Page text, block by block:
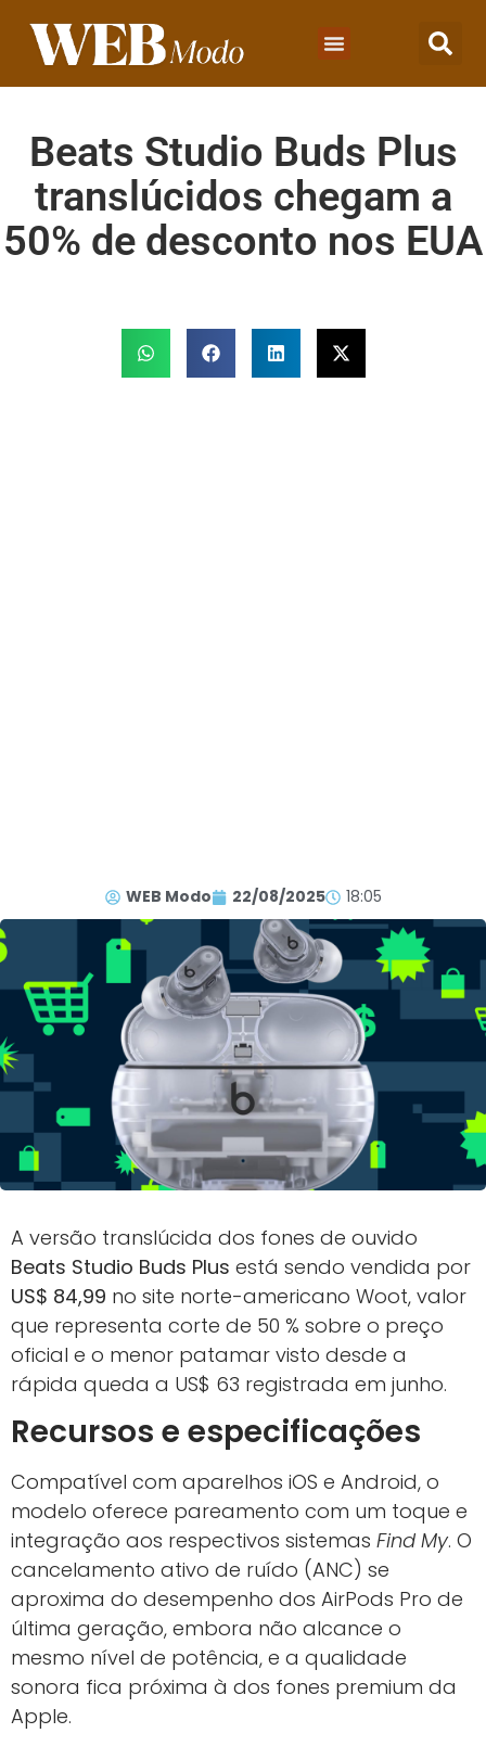
Beats Studio Buds Plus
translúcidos chegam a
50% de desconto nos EUA
WEB Modo 22/08/2025 18:05
A versão translúcida dos fones de ouvido
Beats Studio Buds Plus está sendo vendida por
US$ 84,99 no site norte-americano Woot, valor
que representa corte de 50 % sobre o preço
oficial e o menor patamar visto desde a
rápida queda a US$ 63 registrada em junho.
Recursos e especificações
Compatível com aparelhos iOS e Android, o
modelo oferece pareamento com um toque e
integração aos respectivos sistemas Find My. O
cancelamento ativo de ruído (ANC) se
aproxima do desempenho dos AirPods Pro de
última geração, embora não alcance o
mesmo nível de potência, e a qualidade
sonora fica próxima à dos fones premium da
Apple.